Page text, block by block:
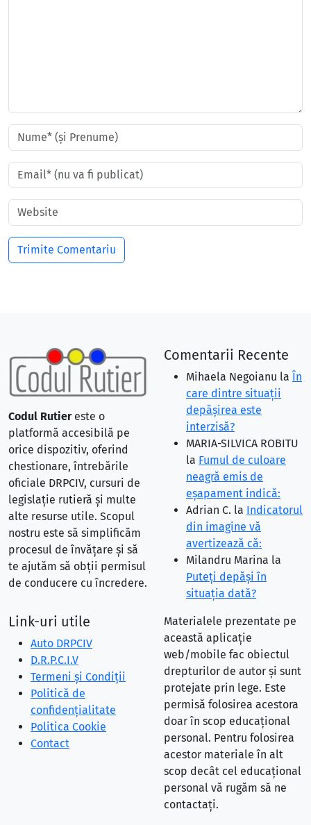
Codul Rutiereste o
platformă accesibilă pe
orice dispozitiv, oferind
chestionare, întrebările
oficiale DRPCIV, cursuri de
legislație rutieră și multe
alte resurse utile. Scopul
nostru este să simplificăm
procesul de învățare și să
te ajutăm să obții permisul
de conducere cu încredere.
Comentarii Recente
Mihaela Negoianu la În
care dintre situaţii
depăşirea este
interzisă?
MARIA-SILVICA ROBITU
la Fumul de culoare
neagră emis de
eşapament indică:
Adrian C. la Indicatorul
din imagine vă
avertizează că:
Milandru Marina la
Puteţi depăşi în
situaţia dată?
Link-uri utile
Auto DRPCIV
D.R.P.C.I.V
Termeni și Condiții
Politică de
confidențialitate
Politica Cookie
Contact
Materialele prezentate pe
această aplicație
web/mobile fac obiectul
drepturilor de autor și sunt
protejate prin lege. Este
permisă folosirea acestora
doar în scop educațional
personal. Pentru folosirea
acestor materiale în alt
scop decât cel educațional
personal vă rugăm să ne
contactați.